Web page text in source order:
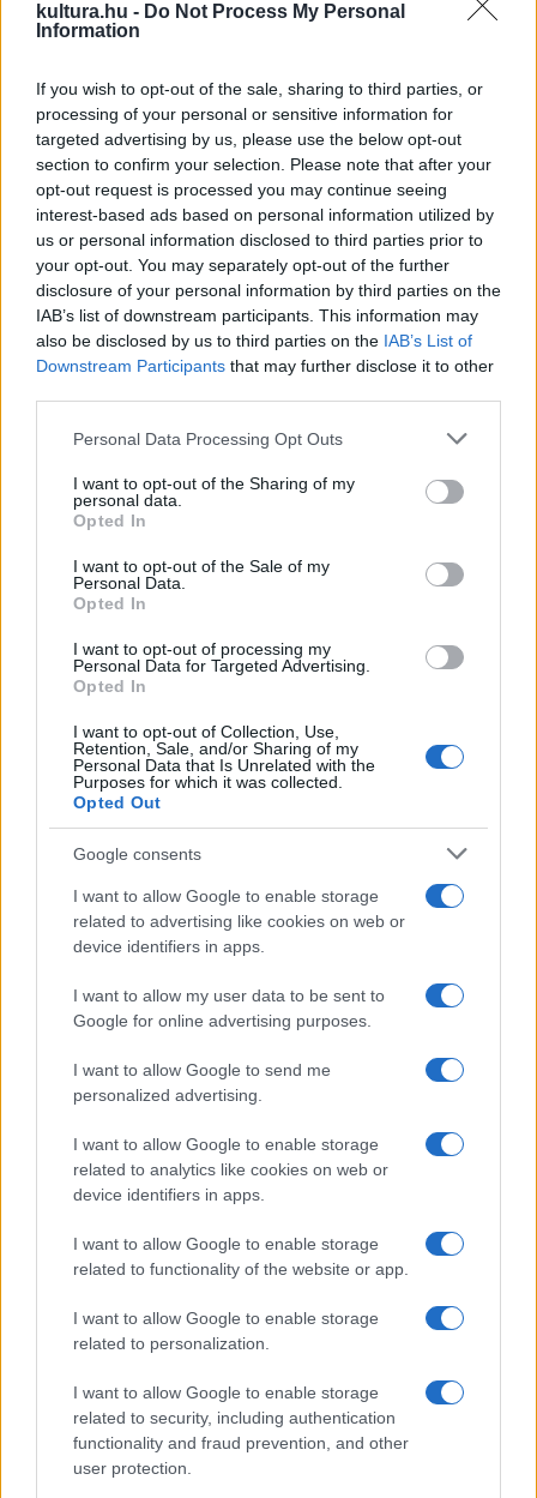
kultura.hu - Do Not Process My Personal
Information
If you wish to opt-out of the sale, sharing to third parties, or
processing of your personal or sensitive information for
targeted advertising by us, please use the below opt-out
section to confirm your selection. Please note that after your
opt-out request is processed you may continue seeing
interest-based ads based on personal information utilized by
us or personal information disclosed to third parties prior to
your opt-out. You may separately opt-out of the further
disclosure of your personal information by third parties on the
IAB’s list of downstream participants. This information may
also be disclosed by us to third parties on the IAB’s List of
Downstream Participants that may further disclose it to other
Please note that this website/app uses one or more Google
not limited to your visit or usage behaviour. You may click to
grant or deny consent to Google and its third-party tags to
use your data for below specified purposes in below Google
consent section.
Personal Data Processing Opt Outs
I want to opt-out of the Sharing of my
personal data.
Opted In
I want to opt-out of the Sale of my
Personal Data.
Opted In
I want to opt-out of processing my
Personal Data for Targeted Advertising.
Opted In
I want to opt-out of Collection, Use,
Retention, Sale, and/or Sharing of my
Personal Data that Is Unrelated with the
Purposes for which it was collected.
Opted Out
Google consents
I want to allow Google to enable storage
related to advertising like cookies on web or
device identifiers in apps.
I want to allow my user data to be sent to
Google for online advertising purposes.
I want to allow Google to send me
personalized advertising.
I want to allow Google to enable storage
related to analytics like cookies on web or
device identifiers in apps.
I want to allow Google to enable storage
related to functionality of the website or app.
I want to allow Google to enable storage
related to personalization.
I want to allow Google to enable storage
related to security, including authentication
functionality and fraud prevention, and other
user protection.
munkáját, nyugdíjazása után különböző budapesti rádióknál
népszerűsítette a jazzt, 1999 és 2015 között a Civil Rádió
A budapesti Harmónia Jazzműhely alapítójaként nagy
szerepet játszott a magyar jazzmuzsikusok londoni
bemutatkozásának szervezésében, az angol-magyar zenei
együttműködés előmozdításában. 2019-ben alapító
szerkesztője volt a MagyarJazz.hu internetes portálnak.
Több történelmi témájú kötet fűződik a nevéhez,
társszerzője voltA jazz évszázada(2015) című könyvnek,
meséli el. Szintén szerzője volt az 1956-os forradalmat
feldolgozóA szabadság hullámhosszán
Némi
demokráciától a népi demokráciáig
2014-ben megkapta a Pernye András-díjat, amelyet
fotóművészeti, kritikai, újságírói, kiadói, koncertszervezői és
egyéb, a dzsesszélet érdekében végzett kiemelkedő
tevékenység elismeréséért ítél oda a Magyar Jazz
MÚOSZ-tól. Az egyik kezdeményezője volt a nemzetközi
jazznap magyarországi megrendezésének.
HARMÓNIA JAZZMŰHELY ALAPÍTVÁNY
MEGHALT
PALLAI PÉTER
MEGOSZTÁS
EZ IS ÉRDEKELHETI
POPKULT
Meghalt a legendás rádiós, Komjáthy
György
Kilencvenegy éves korában elhunyt Komjáthy György
EMeRTon-díjas és Fonogram szakmai életműdíjas zenei
szerkesztő, a Vasárnapi koktél, a Csak fiataloknak, a Töltsön